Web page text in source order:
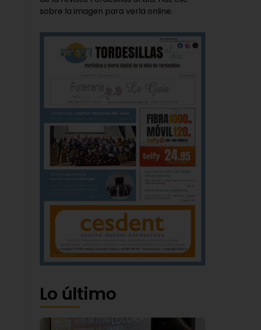
sobre la imagen para verla online.
Lo último